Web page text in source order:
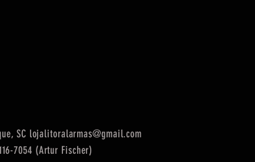
SC lojalitoralarmas@gmail.com
7054 (Artur Fischer)